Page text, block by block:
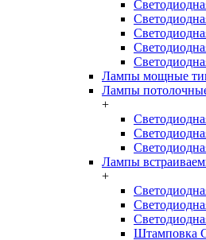
Лампы мощные
Лампы
+
Лампы
+
Штамповка